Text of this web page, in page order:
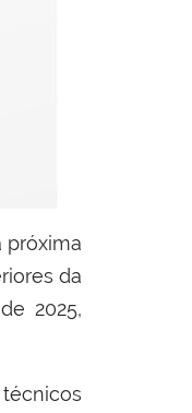
próxima
da
2025,